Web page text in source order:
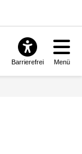
Barrierefrei Menü